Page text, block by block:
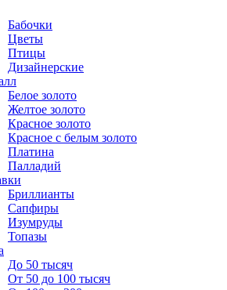
Бабочки
Цветы
Птицы
Дизайнерские
Белое золото
Желтое золото
Красное золото
Красное с белым золото
Платина
Палладий
Бриллианты
Сапфиры
Изумруды
Топазы
До 50 тысяч
От 50 до 100 тысяч